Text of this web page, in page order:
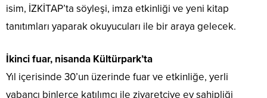
isim, İZKİTAP’ta söyleşi, imza etkinliği ve yeni kitap
tanıtımları yaparak okuyucuları ile bir araya gelecek.
İkinci fuar, nisanda Kültürpark’ta
Yıl içerisinde 30’un üzerinde fuar ve etkinliğe, yerli
yabancı binlerce katılımcı ile ziyaretçiye ev sahipliği